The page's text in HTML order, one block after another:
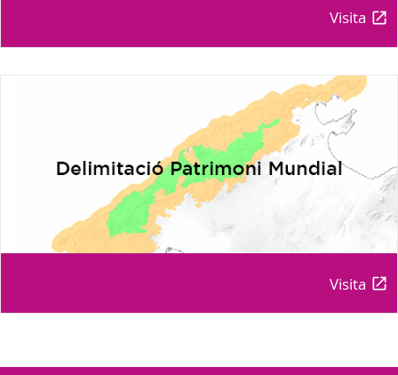
Visita
Visita